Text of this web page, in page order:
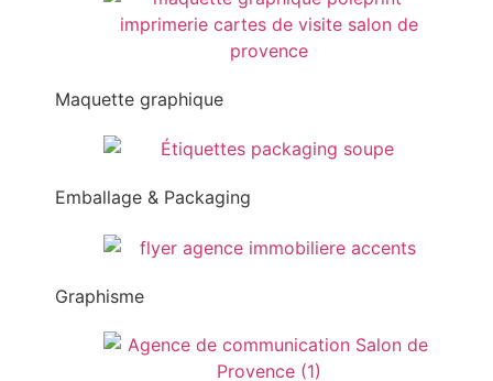
Maquette graphique
Emballage & Packaging
Graphisme